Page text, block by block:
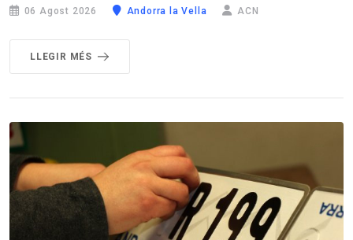
06 Agost 2026 Andorra la Vella ACN
LLEGIR MÉS